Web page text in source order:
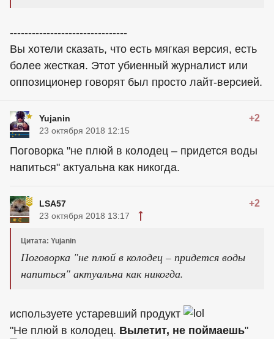
--------------------------------
Вы хотели сказать, что есть мягкая версия, есть
более жесткая. Этот убиенный журналист или
оппозиционер говорят был просто лайт-версией.
Yujanin +2
23 октября 2018 12:15
Поговорка "не плюй в колодец – придется воды
напиться" актуальна как никогда.
LSA57 +2
23 октября 2018 13:17
Цитата: Yujanin
Поговорка "не плюй в колодец – придется воды
напиться" актуальна как никогда.
используете устаревший продукт
"Не плюй в колодец. Вылетит, не поймаешь"